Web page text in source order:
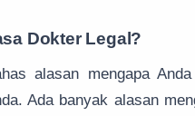
Dokter Legal?
alasan mengapa
Ada banyak alasan